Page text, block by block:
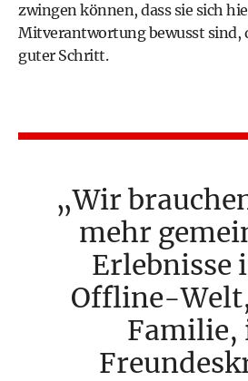
zwingen können, dass sie sich
Mitverantwortung bewusst sind,
guter Schritt.
Wir
mehr
Erlebnisse
Offline-
Familie,